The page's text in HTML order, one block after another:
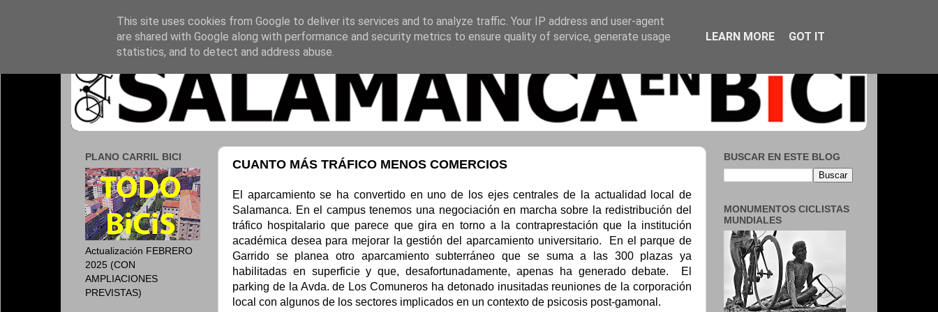
CUANTO MÁS TRÁFICO MENOS COMERCIOS
El aparcamiento se ha convertido en uno de los ejes centrales de la actualidad local de
Salamanca. En el campus tenemos una negociación en marcha sobre la redistribución del
tráfico hospitalario que parece que gira en torno a la contraprestación que la institución
académica desea para mejorar la gestión del aparcamiento universitario. En el parque de
Garrido se planea otro aparcamiento subterráneo que se suma a las 300 plazas ya
habilitadas en superficie y que, desafortunadamente, apenas ha generado debate. El
parking de la Avda. de Los Comuneros ha detonado inusitadas reuniones de la corporación
local con algunos de los sectores implicados en un contexto de psicosis post-gamonal.
PLANO CARRIL BICI
Actualización FEBRERO
2025 (CON
AMPLIACIONES
PREVISTAS)
BUSCAR EN ESTE BLOG
MONUMENTOS CICLISTAS
MUNDIALES
This site uses cookies from Google to deliver its services and to analyze traffic. Your IP address and user-agent
are shared with Google along with performance and security metrics to ensure quality of service, generate usage
statistics, and to detect and address abuse.
LEARN MORE GOT IT